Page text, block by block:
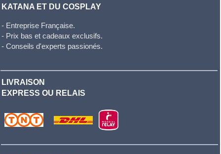
KATANA ET DU COSPLAY
- Entreprise Française.
- Prix bas et cadeaux exclusifs.
- Conseils d'experts passionés.
LIVRAISON
EXPRESS OU RELAIS